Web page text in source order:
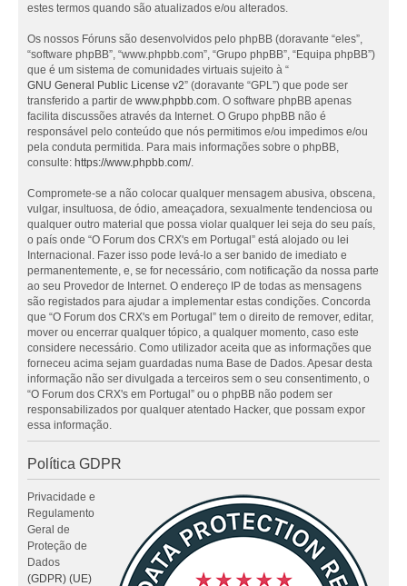
estes termos quando são atualizados e/ou alterados.
Os nossos Fóruns são desenvolvidos pelo phpBB (doravante “eles”,
“software phpBB”, “www.phpbb.com”, “Grupo phpBB”, “Equipa phpBB”)
que é um sistema de comunidades virtuais sujeito à “
GNU General Public License v2” (doravante “GPL”) que pode ser
transferido a partir de www.phpbb.com. O software phpBB apenas
facilita discussões através da Internet. O Grupo phpBB não é
responsável pelo conteúdo que nós permitimos e/ou impedimos e/ou
pela conduta permitida. Para mais informações sobre o phpBB,
consulte: https://www.phpbb.com/.
Compromete-se a não colocar qualquer mensagem abusiva, obscena,
vulgar, insultuosa, de ódio, ameaçadora, sexualmente tendenciosa ou
qualquer outro material que possa violar qualquer lei seja do seu país,
o país onde “O Forum dos CRX's em Portugal” está alojado ou lei
Internacional. Fazer isso pode levá-lo a ser banido de imediato e
permanentemente, e, se for necessário, com notificação da nossa parte
ao seu Provedor de Internet. O endereço IP de todas as mensagens
são registados para ajudar a implementar estas condições. Concorda
que “O Forum dos CRX's em Portugal” tem o direito de remover, editar,
mover ou encerrar qualquer tópico, a qualquer momento, caso este
considere necessário. Como utilizador aceita que as informações que
forneceu acima sejam guardadas numa Base de Dados. Apesar desta
informação não ser divulgada a terceiros sem o seu consentimento, o
“O Forum dos CRX's em Portugal” ou o phpBB não podem ser
responsabilizados por qualquer atentado Hacker, que possam expor
essa informação.
Política GDPR
Privacidade e
Regulamento
Geral de
Proteção de
Dados
(GDPR) (UE)